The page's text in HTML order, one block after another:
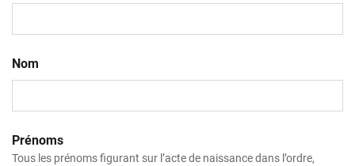
Nom
Prénoms
Tous les prénoms figurant sur l’acte de naissance dans l’ordre,